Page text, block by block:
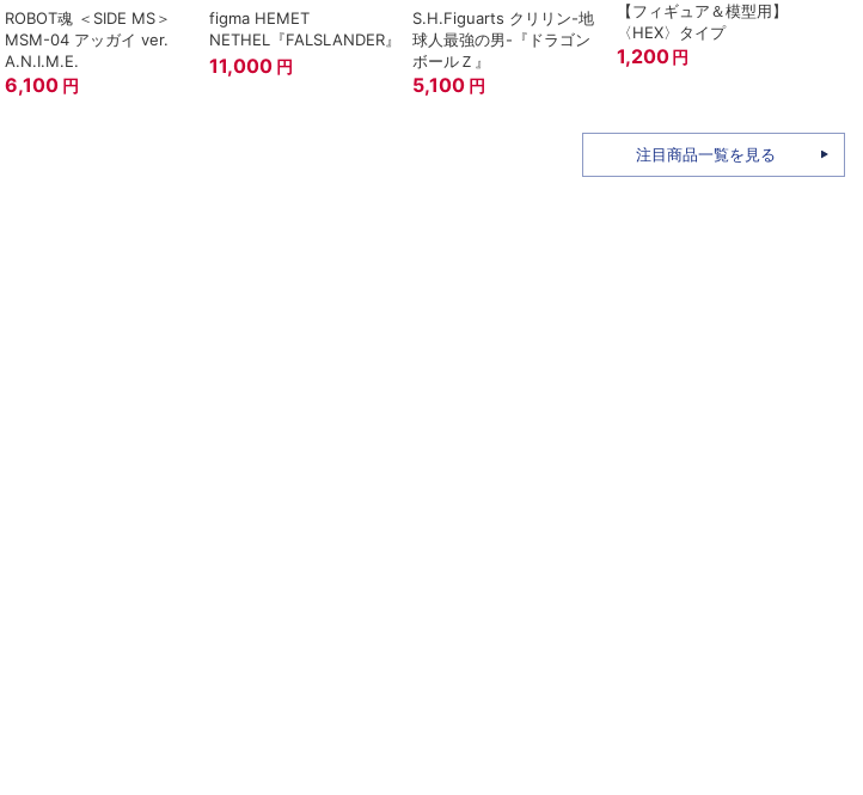
ROBOT魂 ＜SIDE MS＞
MSM-04 アッガイ ver.
A.N.I.M.E.
6,100 円
figma HEMET
NETHEL『FALSLANDER』
11,000 円
S.H.Figuarts クリリン-地
球人最強の男-『ドラゴン
ボールＺ』
5,100 円
【フィギュア＆模型用】
〈HEX〉タイプ
1,200 円
注目商品一覧を見る